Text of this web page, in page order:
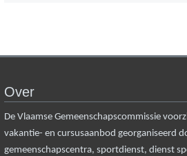
Over
De Vlaamse Gemeenschapscommissie
vakantie- en cursusaanbod georganiseerd
gemeenschapscentra, sportdienst, dienst